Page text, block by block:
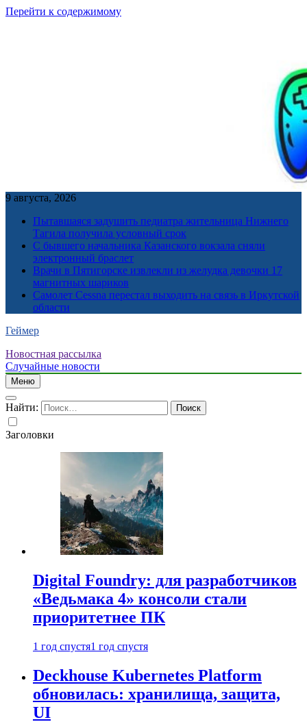
Перейти к содержимому
9 августа, 2026
Пытавшаяся задушить педиатра жительница Нижнего
Тагила получила условный срок
С бывшего начальника Казанского вокзала сняли
электронный браслет
Врачи в Пятигорске извлекли из желудка девочки 17
магнитных шариков
Самолет Cessna перестал выходить на связь в Иркутской
области
Геймер
Новостная рассылка
Случайные новости
Меню
Найти:
Заголовки
Digital Foundry: для разработчиков
«Ведьмака 4» консоли стали
приоритетнее ПК
1 год спустя1 год спустя
Deckhouse Kubernetes Platform
обновилась: хранилища, защита,
UI